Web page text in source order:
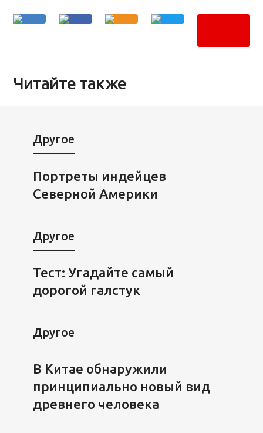
Читайте также
Другое
Портреты индейцев
Северной Америки
Другое
Тест: Угадайте самый
дорогой галстук
Другое
В Китае обнаружили
принципиально новый вид
древнего человека